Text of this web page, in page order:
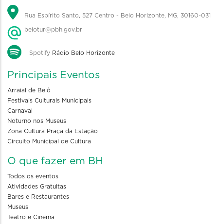
Rua Espírito Santo, 527 Centro - Belo Horizonte, MG, 30160-031
belotur@pbh.gov.br
Spotify Rádio Belo Horizonte
Principais Eventos
Arraial de Belô
Festivais Culturais Municipais
Carnaval
Noturno nos Museus
Zona Cultura Praça da Estação
Circuito Municipal de Cultura
O que fazer em BH
Todos os eventos
Atividades Gratuitas
Bares e Restaurantes
Museus
Teatro e Cinema